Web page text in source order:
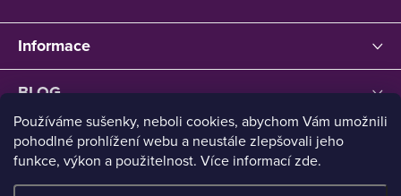
Používáme sušenky, neboli cookies, abychom Vám umožnili
pohodlné prohlížení webu a neustále zlepšovali jeho
funkce, výkon a použitelnost. Více informací zde.
Informace
BLOG